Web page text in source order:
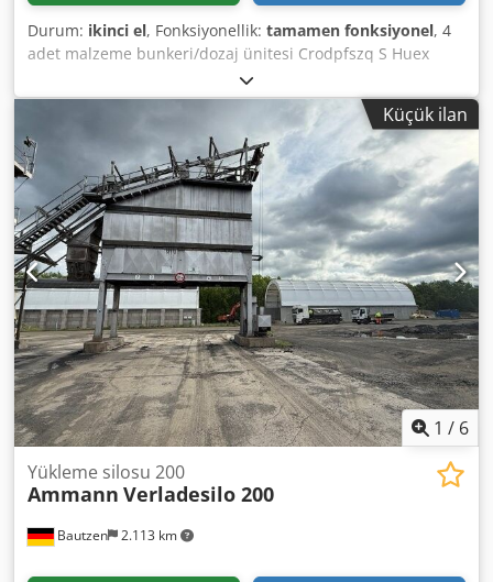
Durum: ikinci el, Fonksiyonellik: tamamen fonksiyonel, 4
adet malzeme bunkeri/dozaj ünitesi Crodpfszq S Huex
Alfof -Boşaltma bandı -Taşıma bandı/aktarma bandı -
Mevcutsa elektrik tesisatı
Küçük ilan
1 / 6
Bautzen 2.113 km
Yükleme silosu 200
Ammann Verladesilo 200